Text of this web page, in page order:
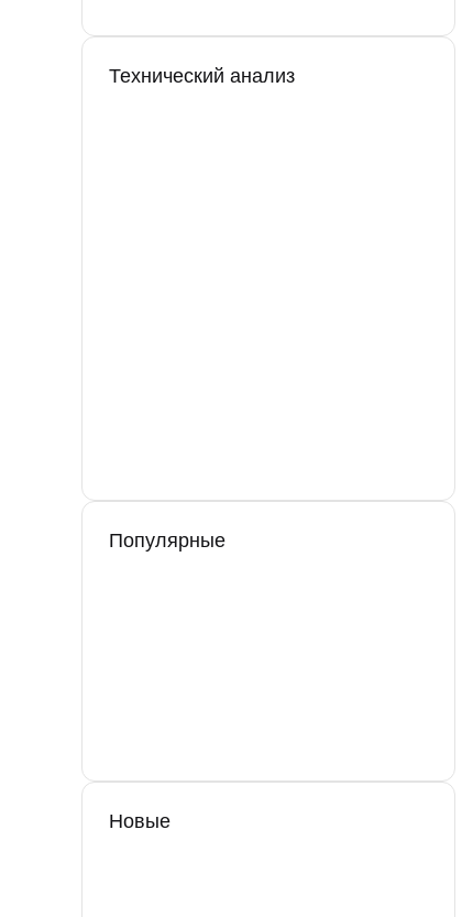
Технический анализ
Популярные
Новые